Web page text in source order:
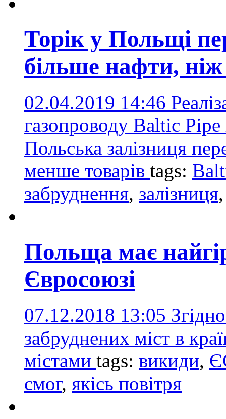
Торік у Польщі
більше нафти,
02.04.2019 14:46
газопроводу Baltic Pipe
Польська залізниця
менше товарів tags:
забруднення, залізниця
Польща має
Євросоюзі
07.12.2018 13:05
забруднених міст в
містами tags: викиди,
смог, якісь повітря